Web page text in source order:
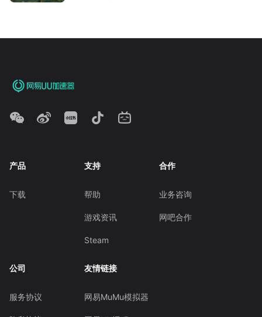
产品
下载
支持
帮助
游戏资讯
Steam
合作
业务咨询
网吧合作
公司
服务协议
友情链接
网易MuMu模拟器